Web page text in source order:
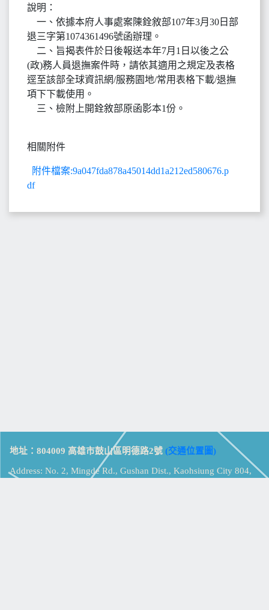
說明：
一、依據本府人事處案陳銓敘部107年3月30日部
退三字第1074361496號函辦理。
二、旨揭表件於日後報送本年7月1日以後之公
(政)務人員退撫案件時，請依其適用之規定及表格
逕至該部全球資訊網/服務園地/常用表格下載/退撫
項下下載使用。
三、檢附上開銓敘部原函影本1份。
相關附件
附件檔案:9a047fda878a45014dd1a212ed580676.p
df
地址：804009 高雄市鼓山區明德路2號 (交通位置圖)
Address: No. 2, Mingde Rd., Gushan Dist., Kaohsiung City 804,
Taiwan (R.O.C.)